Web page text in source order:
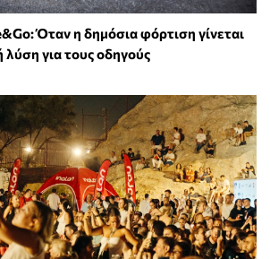
Όταν η δημόσια φόρτιση γίνεται
λύση για τους οδηγούς